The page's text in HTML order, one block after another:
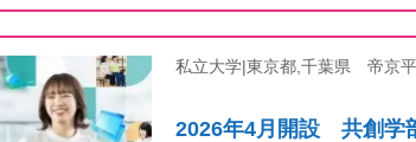
私立大学|東京都,千葉県 帝京
2026年4月開設 共創学